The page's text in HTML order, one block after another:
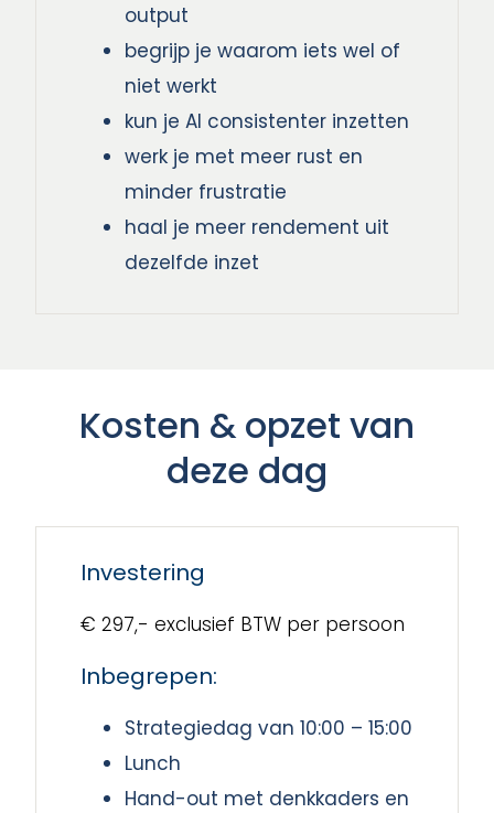
output
begrijp je waarom iets wel of
niet werkt
kun je AI consistenter inzetten
werk je met meer rust en
minder frustratie
haal je meer rendement uit
dezelfde inzet
Kosten & opzet van
deze dag
Investering
€ 297,- exclusief BTW per persoon
Inbegrepen:
Strategiedag van 10:00 – 15:00
Lunch
Hand-out met denkkaders en